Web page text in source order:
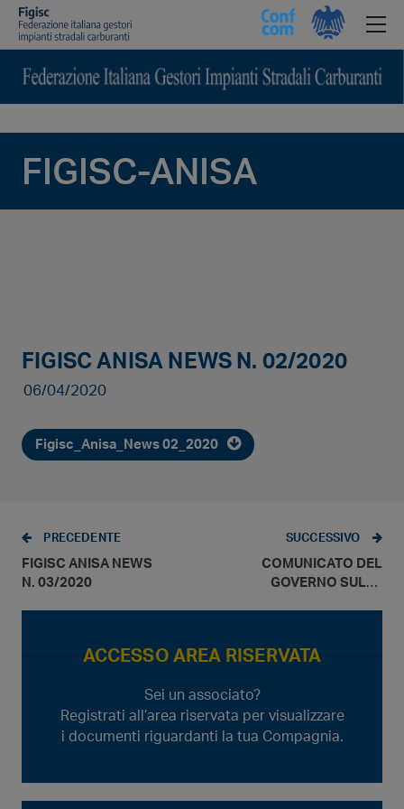
FIGISC ANISA NEWS N. 02/2020
FIGISC-ANISA
06/04/2020
Figisc_Anisa_News 02_2020
PRECEDENTE
FIGISC ANISA NEWS
N. 03/2020
SUCCESSIVO
COMUNICATO DEL
GOVERNO SULLE
ACCESSO AREA RISERVATA
Sei un associato?
Registrati all’area riservata per visualizzare
i documenti riguardanti la tua Compagnia.